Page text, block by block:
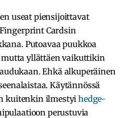
useat piensijoittavat
Cardsin
Putoavaa puukkoa
yllättäen vaikuttikin
Ehkä alkuperäinen
Käytännössä
kuitenkin ilmestyihedge-
perustuvia